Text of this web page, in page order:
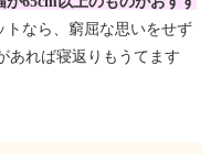
トなら、窮屈な思いをせず
あれば寝返りもうてます